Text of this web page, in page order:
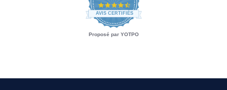
4.6 star rating
AVIS CERTIFIÉS
Proposé par YOTPO